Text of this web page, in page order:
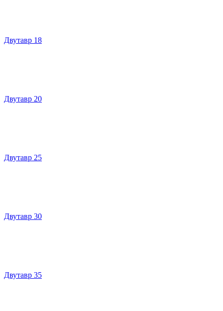
Двутавр 18
Двутавр 20
Двутавр 25
Двутавр 30
Двутавр 35